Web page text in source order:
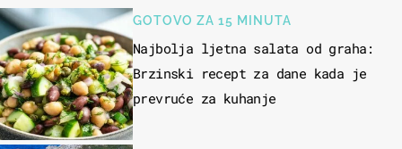
GOTOVO ZA 15 MINUTA
Najbolja ljetna salata od graha:
Brzinski recept za dane kada je
prevruće za kuhanje